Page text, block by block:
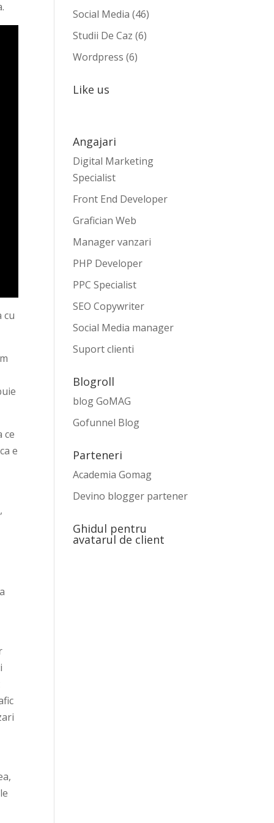
cu
ce
e
Social Media (46)
Studii De Caz (6)
Wordpress (6)
Like us
Angajari
Digital Marketing
Specialist
Front End Developer
Grafician Web
Manager vanzari
PHP Developer
PPC Specialist
SEO Copywriter
Social Media manager
Suport clienti
Blogroll
blog GoMAG
Gofunnel Blog
Parteneri
Academia Gomag
Devino blogger partener
Ghidul pentru
avatarul de client